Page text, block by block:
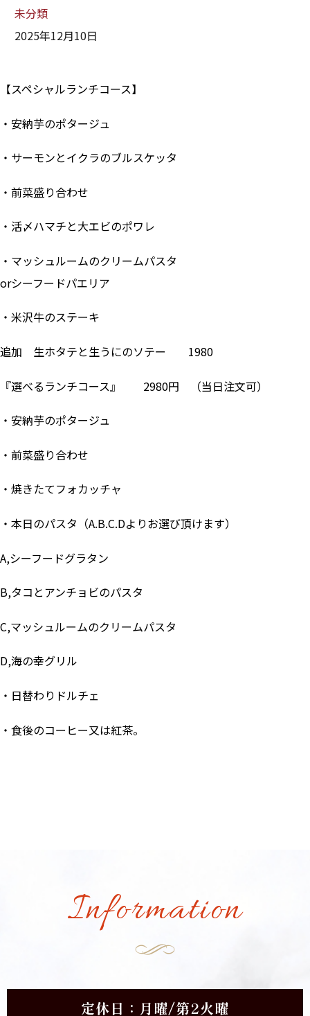
未分類
2025年12月10日
【スペシャルランチコース】
・安納芋のポタージュ
・サーモンとイクラのブルスケッタ
・前菜盛り合わせ
・活〆ハマチと大エビのポワレ
・マッシュルームのクリームパスタ
orシーフードパエリア
・米沢牛のステーキ
追加 生ホタテと生うにのソテー 1980
『選べるランチコース』 2980円 （当日注文可）
・安納芋のポタージュ
・前菜盛り合わせ
・焼きたてフォカッチャ
・本日のパスタ（A.B.C.Dよりお選び頂けます）
A,シーフードグラタン
B,タコとアンチョビのパスタ
C,マッシュルームのクリームパスタ
D,海の幸グリル
・日替わりドルチェ
・食後のコーヒー又は紅茶。
Information
定休日：月曜/第2火曜